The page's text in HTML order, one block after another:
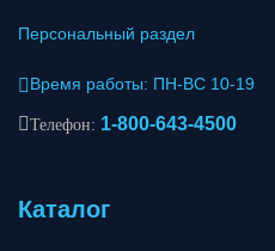
Персональный раздел
Время работы: ПН-ВС 10-19
Телефон: 1-800-643-4500
Каталог